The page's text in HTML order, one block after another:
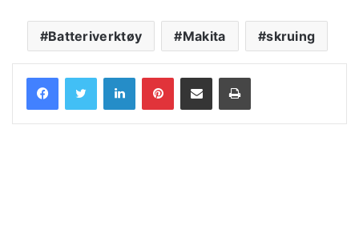
Batteriverktøy Makita skruing
LinkedInPinterestShare via Email Print